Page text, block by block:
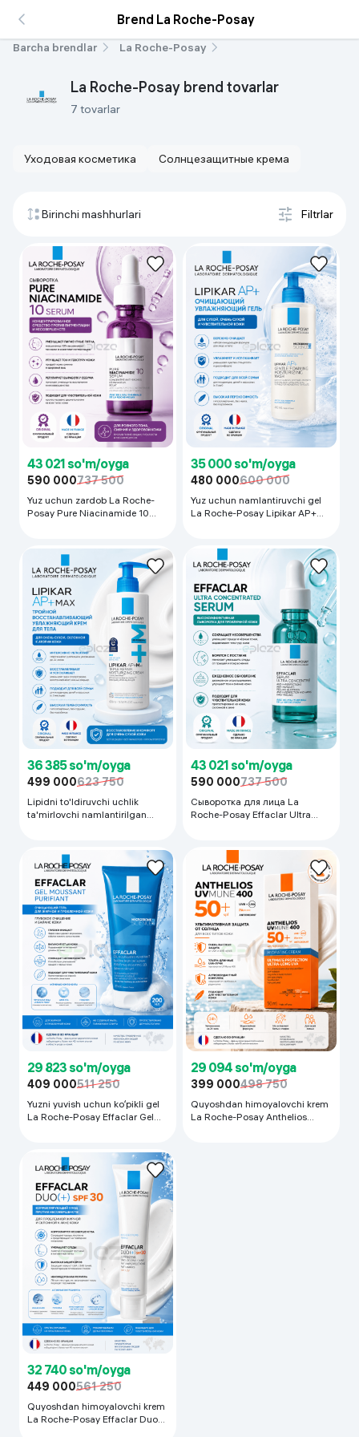
Brend La Roche-Posay
Barcha brendlar La Roche-Posay
La Roche-Posay brend tovarlar
7 tovarlar
Уходовая косметика Солнцезащитные крема
Birinchi mashhurlari Filtrlar
43 021 so'm/oyga
590 000737 500
Yuz uchun zardob La Roche-
Posay Pure Niacinamide 10
35 000 so'm/oyga
480 000600 000
Yuz uchun namlantiruvchi gel
La Roche-Posay Lipikar AP+
36 385 so'm/oyga
499 000623 750
Lipidni to'ldiruvchi uchlik
ta'mirlovchi namlantirilgan
Moisturizing Body Cream, 400
ml
43 021 so'm/oyga
590 000737 500
Сыворотка для лица La
Roche-Posay Effaclar Ultra
29 823 so'm/oyga
409 000511 250
Yuzni yuvish uchun koʻpikli gel
La Roche-Posay Effaclar Gel
29 094 so'm/oyga
399 000498 750
Quyoshdan himoyalovchi krem
La Roche-Posay Anthelios
32 740 so'm/oyga
449 000561 250
Quyoshdan himoyalovchi krem
La Roche-Posay Effaclar Duo+